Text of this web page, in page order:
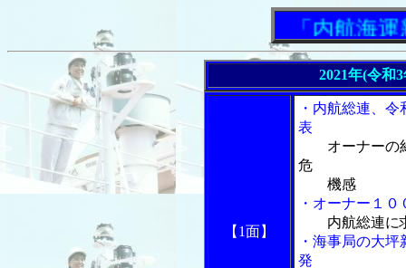
「内航海運新
2021年(令和
【1面】
・内航総連、
表
オーナーの
危
機感
・オーナー１
内航総連に
・海事局の大
発